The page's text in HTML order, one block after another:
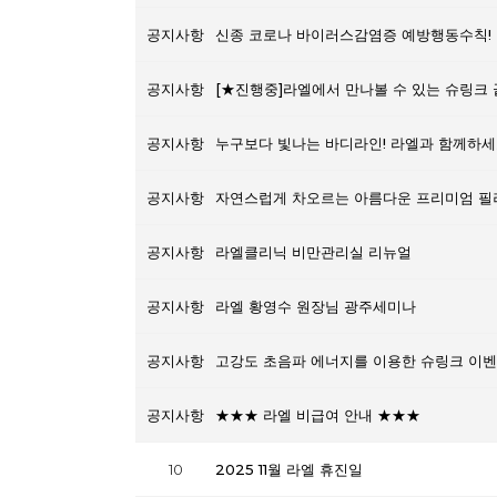
공지사항 신종 코로나 바이러스감염증 예방행동수칙!
공지사항 [★진행중]라엘에서 만나볼 수 있는 슈링크
공지사항 누구보다 빛나는 바디라인! 라엘과 함께하
공지사항 자연스럽게 차오르는 아름다운 프리미엄 필
공지사항 라엘클리닉 비만관리실 리뉴얼
공지사항 라엘 황영수 원장님 광주세미나
공지사항 고강도 초음파 에너지를 이용한 슈링크 이
공지사항 ★★★ 라엘 비급여 안내 ★★★
10 2025 11월 라엘 휴진일